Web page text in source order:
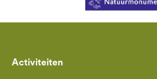
Activiteiten